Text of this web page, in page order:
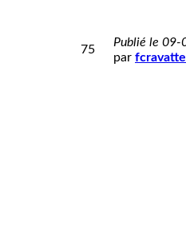
75
Publié le 09-
par fcravatte